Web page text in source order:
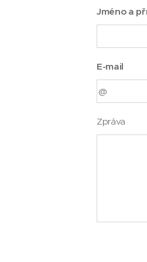
Jméno a
E-mail
Zpráva